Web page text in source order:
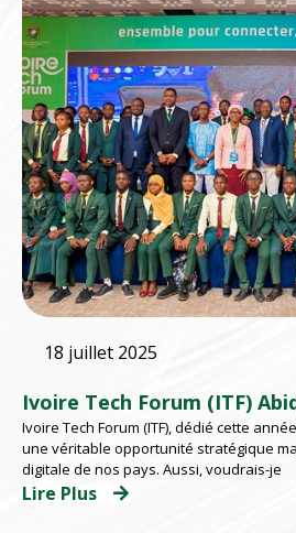
18 juillet 2025
Ivoire Tech Forum (ITF)
Ivoire Tech Forum (ITF), dédié cette
une véritable opportunité stratégique
digitale de nos pays. Aussi, voudrais-je
Lire Plus